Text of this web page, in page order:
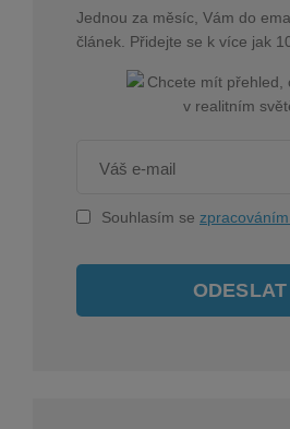
Jednou za měsíc, Vám do
článek. Přidejte se k více jak
Souhlasím se
ODESLAT